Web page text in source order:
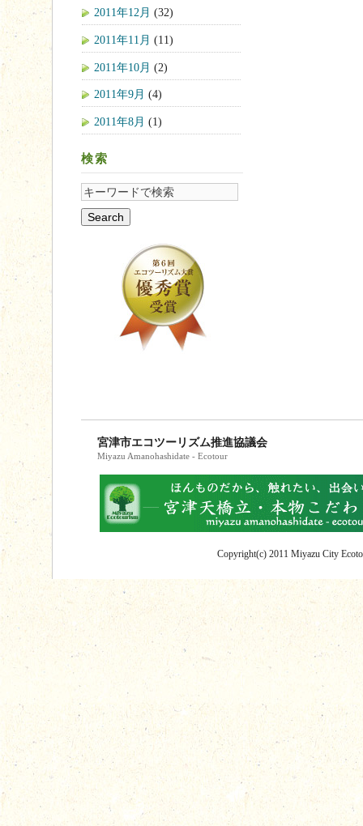
2011年12月 (32)
2011年11月 (11)
2011年10月 (2)
2011年9月 (4)
2011年8月 (1)
検索
宮津市エコツーリズム推進協議会
Miyazu Amanohashidate - Ecotour
Copyright(c) 2011 Miyazu City